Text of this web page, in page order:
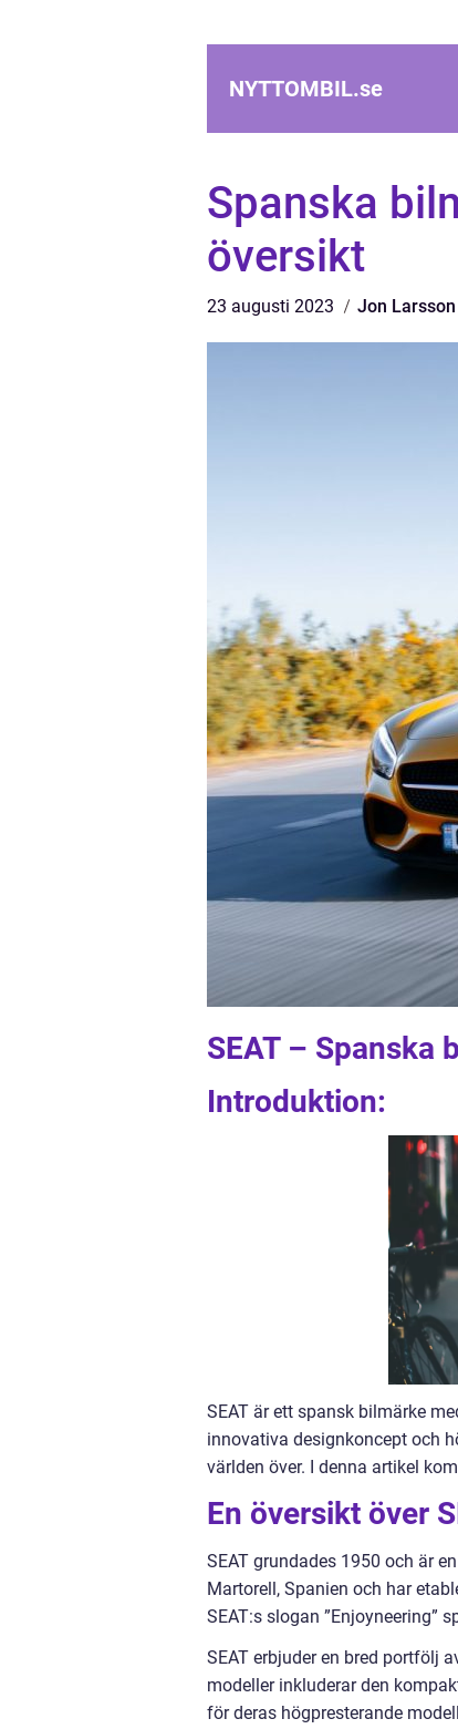
NYTTOMBIL.se
Spanska
översikt
23 augusti 2023 Jon Larsson
SEAT – Spanska
Introduktion:
SEAT är ett spansk bilmärke
innovativa designkoncept och
världen över. I denna artikel
En översikt över
SEAT grundades 1950 och är
Martorell, Spanien och har
SEAT:s slogan ”Enjoyneering”
SEAT erbjuder en bred portfölj
modeller inkluderar den
för deras högpresterande